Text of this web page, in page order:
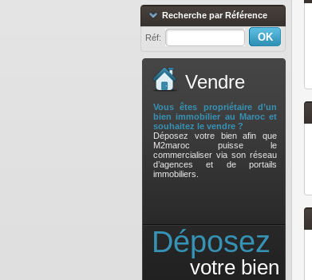
Recherche par Référence
Réf:
Vendre
Vous êtes propriétaire d’un
bien immobilier au Maroc et
souhaitez le vendre ?
Déposez votre bien afin que
M2maroc puisse le
commercialiser via son réseau
d’agences et de portails
immobiliers.
Déposez
votre bien